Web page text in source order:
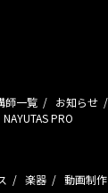
師一覧 お知らせ
NAYUTAS PRO
楽器 動画制作